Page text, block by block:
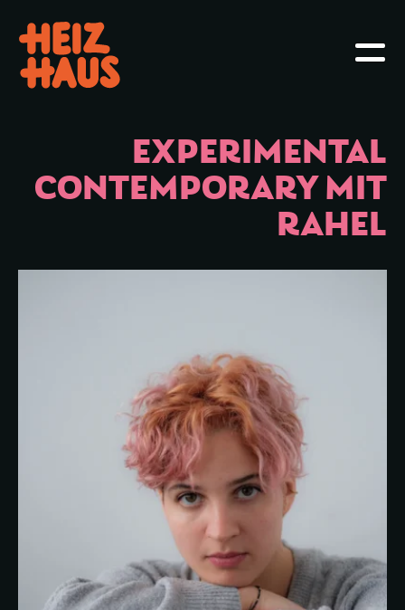
Hauptmenü öffnen oder schliessen
EXPERIMENTAL
CONTEMPORARY MIT
RAHEL